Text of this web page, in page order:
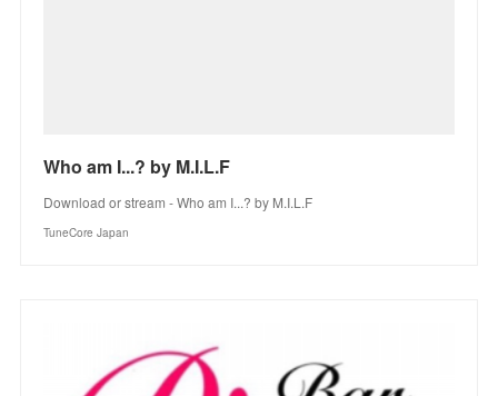
Who am I...? by M.I.L.F
Download or stream - Who am I...? by M.I.L.F
TuneCore Japan